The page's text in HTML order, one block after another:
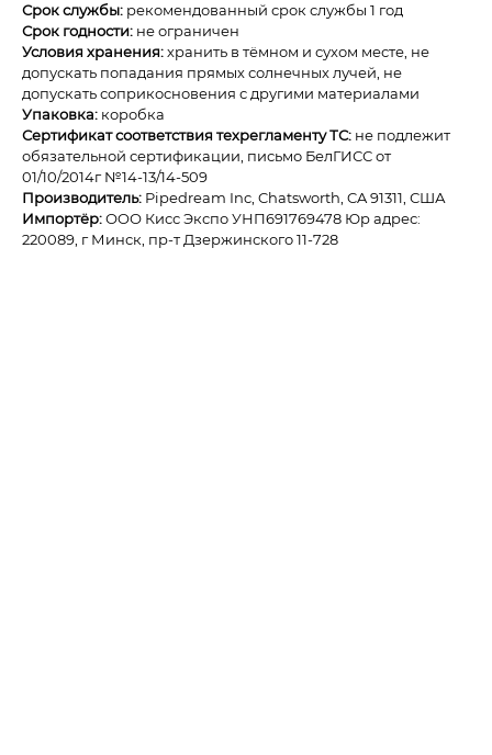
Срок службы: рекомендованный срок службы 1 год
Срок годности: не ограничен
Условия хранения:хранить в тёмном и сухом месте, не
допускать попадания прямых солнечных лучей, не
допускать соприкосновения с другими материалами
Упаковка: коробка
Сертификат соответствия техрегламенту ТС: не подлежит
обязательной сертификации, письмо БелГИСС от
01/10/2014г №14-13/14-509
Производитель: Pipedream Inc, Chatsworth, CA 91311, США
Импортёр:ОOО Кисс Экспо УНП691769478 Юр адрес:
220089, г Минск, пр-т Дзержинского 11-728